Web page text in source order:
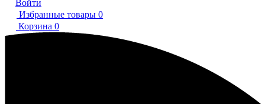
Войти
Избранные товары 0
Корзина 0